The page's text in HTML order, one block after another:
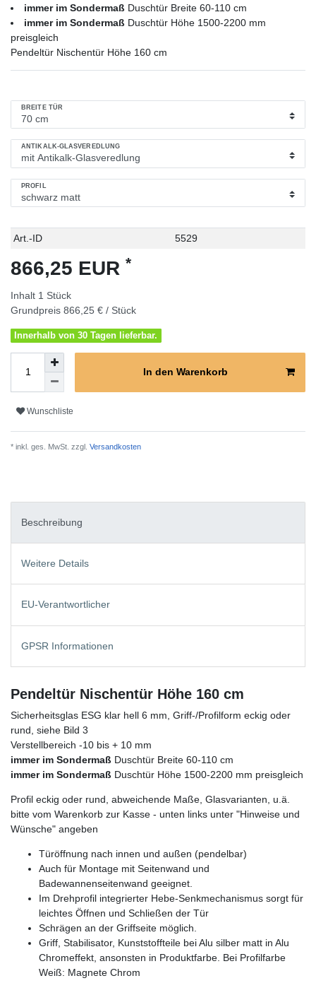
immer im Sondermaß Duschtür Breite 60-110 cm
immer im Sondermaß Duschtür Höhe 1500-2200 mm
preisgleich
Pendeltür Nischentür Höhe 160 cm
BREITE TÜR
ANTIKALK-GLASVEREDLUNG
PROFIL
Technisches
Wert
Art.-ID 5529
866,25 EUR *
Inhalt 1 Stück
Grundpreis 866,25 € / Stück
Innerhalb von 30 Tagen lieferbar.
In den Warenkorb
Wunschliste
* inkl. ges. MwSt. zzgl. Versandkosten
Beschreibung
Weitere Details
EU-Verantwortlicher
GPSR Informationen
Pendeltür Nischentür Höhe 160 cm
Sicherheitsglas ESG klar hell 6 mm, Griff-/Profilform eckig oder
rund, siehe Bild 3
Verstellbereich -10 bis + 10 mm
immer im Sondermaß Duschtür Breite 60-110 cm
immer im Sondermaß Duschtür Höhe 1500-2200 mm preisgleich
Profil eckig oder rund, abweichende Maße, Glasvarianten, u.ä.
bitte vom Warenkorb zur Kasse - unten links unter "Hinweise und
Wünsche" angeben
Türöffnung nach innen und außen (pendelbar)
Auch für Montage mit Seitenwand und
Badewannenseitenwand geeignet.
Im Drehprofil integrierter Hebe-Senkmechanismus sorgt für
leichtes Öffnen und Schließen der Tür
Schrägen an der Griffseite möglich.
Griff, Stabilisator, Kunststoffteile bei Alu silber matt in Alu
Chromeffekt, ansonsten in Produktfarbe. Bei Profilfarbe
Weiß: Magnete Chrom